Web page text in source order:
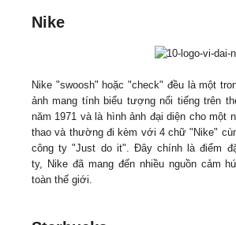
Nike
Nike "swoosh" hoặc "check" đều là một
ảnh mang tính biểu tượng nổi tiếng trên
năm 1971 và là hình ảnh đại diện cho một
thao và thường đi kèm với 4 chữ "Nike"
công ty "Just do it". Đây chính là điểm
ty, Nike đã mang đến nhiều nguồn cảm
toàn thế giới.